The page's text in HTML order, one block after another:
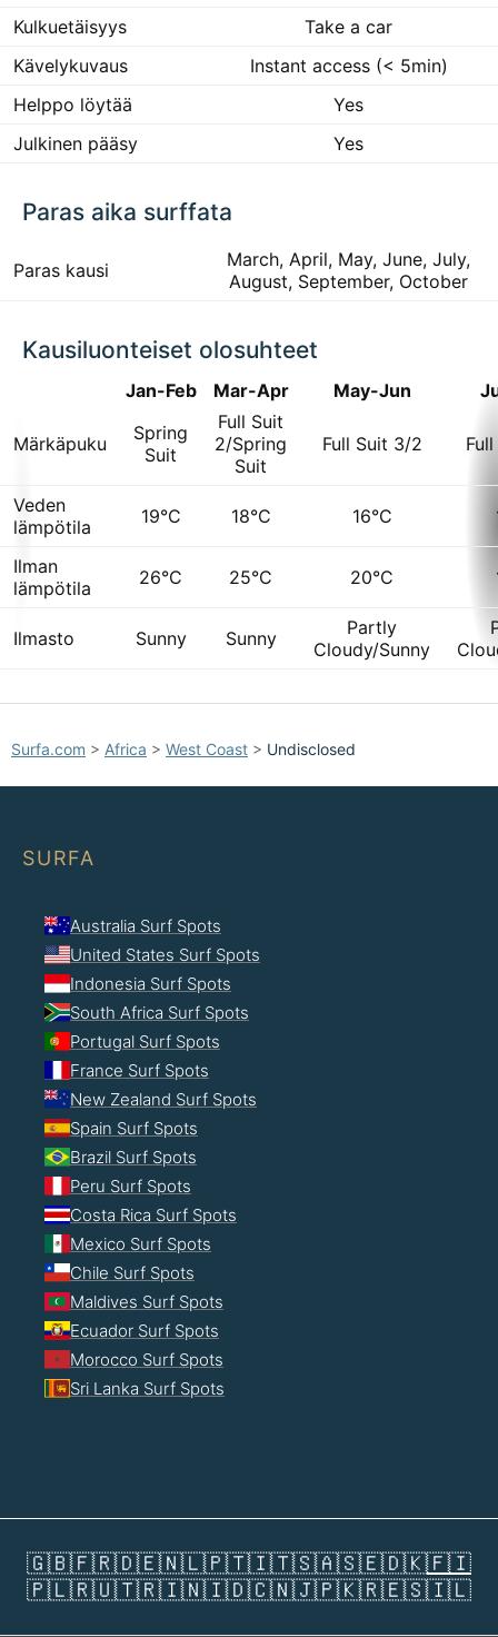
Kulkuetäisyys
Take a car
Kävelykuvaus
Instant access (< 5min)
Helppo löytää
Yes
Julkinen pääsy
Yes
Paras aika surffata
Paras kausi
March, April, May, June, July,
August, September, October
Kausiluonteiset olosuhteet
Jan-Feb Mar-Apr May-Jun
Märkäpuku
Spring
Suit
Full Suit
2/Spring
Suit
Full Suit 3/2
Veden
lämpötila
19°C 18°C 16°C
Ilman
lämpötila
26°C 25°C 20°C
Ilmasto Sunny Sunny
Partly
Cloudy/Sunny
Surfa.com > Africa > West Coast > Undisclosed
SURFA
Australia Surf Spots
United States Surf Spots
Indonesia Surf Spots
South Africa Surf Spots
Portugal Surf Spots
France Surf Spots
New Zealand Surf Spots
Spain Surf Spots
Brazil Surf Spots
Peru Surf Spots
Costa Rica Surf Spots
Mexico Surf Spots
Chile Surf Spots
Maldives Surf Spots
Ecuador Surf Spots
Morocco Surf Spots
Sri Lanka Surf Spots
🇬🇧🇫🇷🇩🇪🇳🇱🇵🇹🇮🇹🇸🇦🇸🇪🇩🇰🇫🇮
🇵🇱🇷🇺🇹🇷🇮🇳🇮🇩🇨🇳🇯🇵🇰🇷🇪🇸🇮🇱